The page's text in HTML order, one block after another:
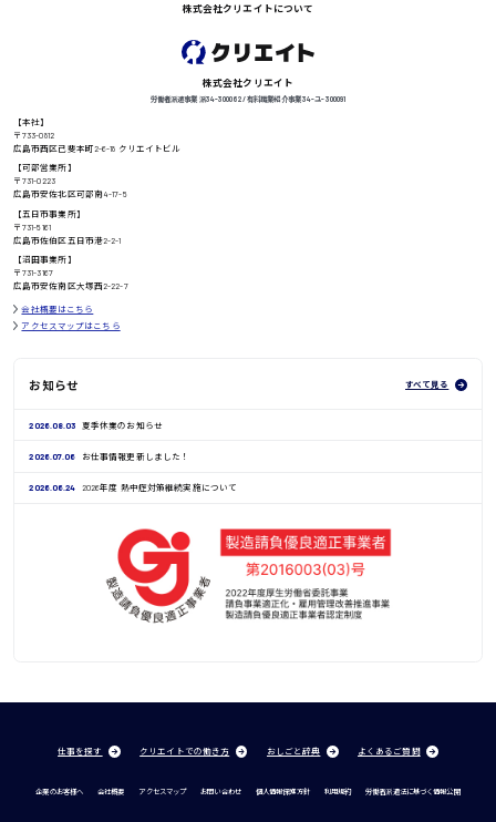
高知県
鳥取県
日給8000円〜
株式会社クリエイトについて
株式会社クリエイト
労働者派遣事業 派34-300062 / 有料職業紹介事業 34-ユ-300091
【本社】
〒733-0812
広島市西区己斐本町2-6-18 クリエイトビル
【可部営業所】
〒731-0223
広島市安佐北区可部南4-17-5
【五日市事業所】
〒731-5161
広島市佐伯区五日市港2-2-1
【沼田事業所】
〒731-3167
広島市安佐南区大塚西2-22-7
会社概要はこちら
アクセスマップはこちら
お知らせ すべて見る
2026.08.03 夏季休業のお知らせ
2026.07.06 お仕事情報更新しました！
2026.06.24 2026年度 熱中症対策継続実施について
仕事を探す クリエイトでの働き方 おしごと辞典 よくあるご質問
企業のお客様へ 会社概要 アクセスマップ お問い合わせ 個人情報保護方針 利用規約 労働者派遣法に基づく情報公開